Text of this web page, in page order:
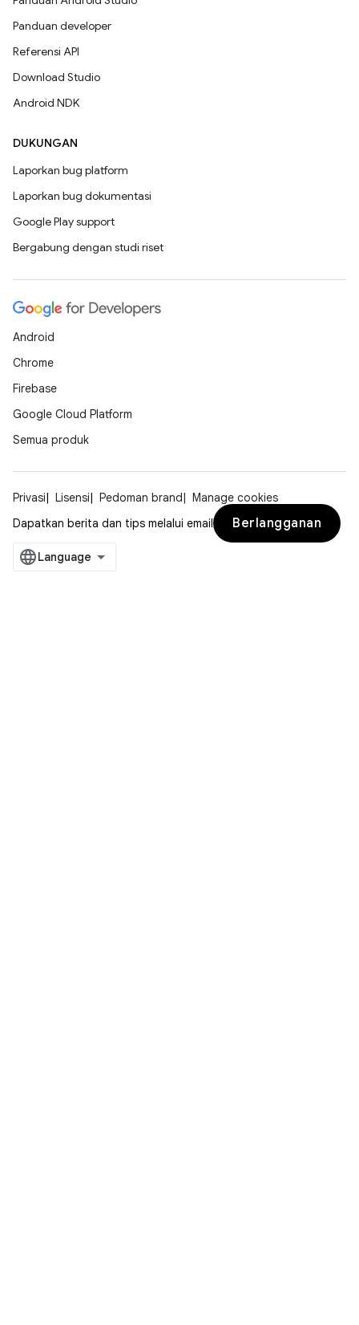
Panduan developer
Referensi API
Download Studio
Android NDK
DUKUNGAN
Laporkan bug platform
Laporkan bug dokumentasi
Google Play support
Bergabung dengan studi riset
Android
Chrome
Firebase
Google Cloud Platform
Semua produk
Privasi Lisensi Pedoman brand
Manage cookies
Dapatkan berita dan tips melalui email
Berlangganan